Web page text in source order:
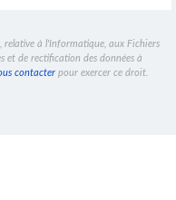
à l'Informatique, aux Fichiers
et de rectification des données à
contacterpour exercer ce droit.